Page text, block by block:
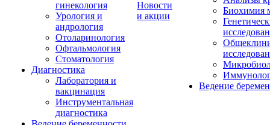
гинекология
Урология и
андрология
Отоларинология
Офтальмология
Стоматология
Диагностика
Лаборатория и
вакцинация
Инструментальная
диагностика
Новости
и акции
Биохимия
Ведение